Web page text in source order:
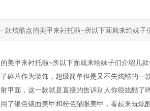
款炫酷点的美甲来衬托啦~所以下面就来给妹
美甲来衬托啦~所以下面就来给妹子们介绍几
碎片作为装饰，超级简单但是又不失炫酷的一
甲面，这一款就是直接的告诉别人你很炫酷了
了银色镜面美甲和粉色猫眼美甲，看起来既炫